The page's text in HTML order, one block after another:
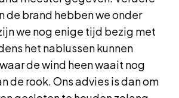
de brand hebben we onder
we nog enige tijd bezig met
het nablussen kunnen
de wind heen waait nog
de rook. Ons advies is dan om